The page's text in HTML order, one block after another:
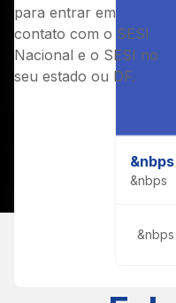
&nbps
&nbps
&nbps
para entrar em
contato com o SESI
Nacional e o SESI no
seu estado ou DF.